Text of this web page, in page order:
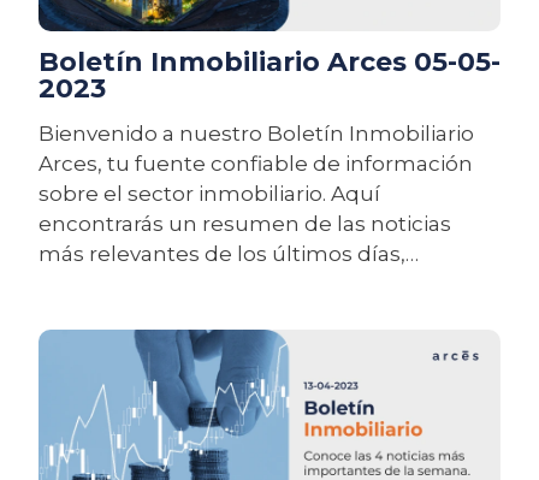
Boletín Inmobiliario Arces 05-05-
2023
Bienvenido a nuestro Boletín Inmobiliario
Arces, tu fuente confiable de información
sobre el sector inmobiliario. Aquí
encontrarás un resumen de las noticias
más relevantes de los últimos días,
de inversión, fluctuaciones en los precios de
propiedades y proyectos destacados.